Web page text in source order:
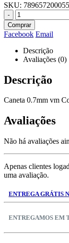
SKU:
-
Comprar
Facebook Email
Descrição
Avaliações (0)
Descrição
Caneta 0.7mm vm
Avaliações
Não há avaliações
Apenas clientes
uma avaliação.
ENTREGA GRÁTIS
ENTREGAMOS EM